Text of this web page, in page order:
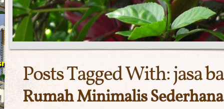
Posts Tagged With:jasa
Rumah Minimalis